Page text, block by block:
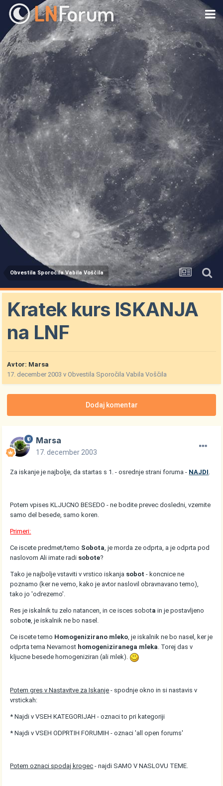
Obvestila Sporočila Vabila Voščila
Kratek kurs ISKANJA
na LNF
Avtor: Marsa
17. december 2003 vObvestila Sporočila Vabila Voščila
Dodaj komentar
Marsa
17. december 2003
Za iskanje je najbolje, da startas s 1. - osrednje strani foruma - NAJDI.
Potem vpises KLJUCNO BESEDO - ne bodite prevec dosledni, vzemite
samo del besede, samo koren.
Primeri:
Ce iscete predmet/temo Sobota, je morda ze odprta, a je odprta pod
naslovom Ali imate radi sobote?
Tako je najbolje vstaviti v vrstico iskanja sobot - koncnice ne
poznamo (ker ne vemo, kako je avtor naslovil obravnavano temo),
tako jo 'odrezemo'.
Res je iskalnik tu zelo natancen, in ce isces sobota in je postavljeno
sobote, je iskalnik ne bo nasel.
Ce iscete temo Homogenizirano mleko, je iskalnik ne bo nasel, ker je
odprta tema Nevarnost homogeniziranega mleka. Torej das v
kljucne besede homogeniziran (ali mlek).
Potem gres v Nastavitve za Iskanje - spodnje okno in si nastavis v
vrstickah:
* Najdi v VSEH KATEGORIJAH - oznaci to pri kategoriji
* Najdi v VSEH ODPRTIH FORUMIH - oznaci 'all open forums'
Potem oznaci spodaj krogec - najdi SAMO V NASLOVU TEME.